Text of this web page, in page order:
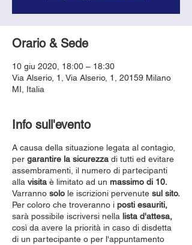
Orario & Sede
10 giu 2020, 18:00 – 18:30
Via Alserio, 1, Via Alserio, 1, 20159 Milano
MI, Italia
Info sull'evento
A causa della situazione legata al contagio,
per garantire la sicurezza di tutti ed evitare
assembramenti, il numero di partecipanti
alla visita è limitato ad un massimo di 10.
Varranno solo le iscrizioni pervenute sul sito.
Per coloro che troveranno i posti esauriti,
sarà possibile iscriversi nella lista d'attesa,
così da avere la priorità in caso di disdetta
di un partecipante o per l'appuntamento